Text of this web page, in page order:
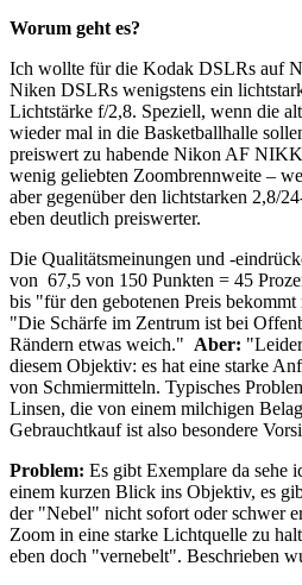
Worum geht es?
Ich wollte für die Kodak DSLRs auf
Niken DSLRs wenigstens ein
Lichtstärke f/2,8. Speziell, wenn die
wieder mal in die Basketballhalle
preiswert zu habende Nikon AF
wenig geliebten Zoombrennweite –
aber gegenüber den lichtstarken 2,8/
eben deutlich preiswerter.
Die Qualitätsmeinungen und -
von 67,5 von 150 Punkten = 45
bis "für den gebotenen Preis bekommt
"Die Schärfe im Zentrum ist bei
Rändern etwas weich." Aber:
diesem Objektiv: es hat eine starke
von Schmiermitteln. Typisches
Linsen, die von einem milchigen
Gebrauchtkauf ist also besondere
Problem: Es gibt Exemplare da sehe
einem kurzen Blick ins Objektiv, es
der "Nebel" nicht sofort oder schwer
Zoom in eine starke Lichtquelle zu
eben doch "vernebelt". Beschrieben